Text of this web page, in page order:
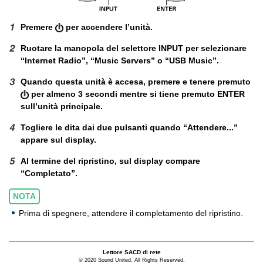
Premere per accendere l’unità.
Ruotare la manopola del selettore INPUT per selezionare
“Internet Radio”, “Music Servers” o “USB Music”.
Quando questa unità è accesa, premere e tenere premuto
per almeno 3 secondi mentre si tiene premuto ENTER
sull’unità principale.
Togliere le dita dai due pulsanti quando “Attendere...”
appare sul display.
Al termine del ripristino, sul display compare
“Completato”.
NOTA
Prima di spegnere, attendere il completamento del ripristino.
Lettore SACD di rete
© 2020 Sound United. All Rights Reserved.